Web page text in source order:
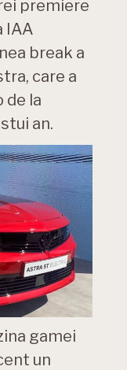
premiere
IAA
break a
care a
de la
an.
gamei
un